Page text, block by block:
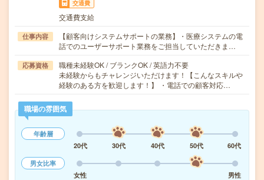
交通費
交通費支給
仕事内容
【顧客向けシステムサポートの業務】・医療システムの電
話でのユーザーサポート業務をご担当していただきま…
応募資格
職種未経験OK / ブランクOK / 英語力不要
未経験からもチャレンジいただけます！【こんなスキルや
経験のある方を歓迎します！】 ・電話での顧客対応…
職場の雰囲気
年齢層
20代
30代 40代 50代
60代
男女比率
女性
男性